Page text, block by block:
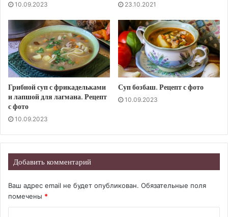
10.09.2023 23.10.2021
Грибной суп с фрикадельками
и лапшой для лагмана. Рецепт
с фото
10.09.2023
Суп бозбаш. Рецепт с фото
10.09.2023
Добавить комментарий
Ваш адрес email не будет опубликован. Обязательные поля
помечены *